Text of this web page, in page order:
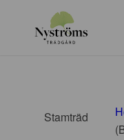
Stamträd